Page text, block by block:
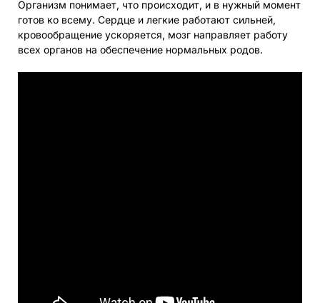
Организм понимает, что происходит, и в нужный момент
готов ко всему. Сердце и легкие работают сильней,
кровообращение ускоряется, мозг направляет работу
всех органов на обеспечение нормальных родов.